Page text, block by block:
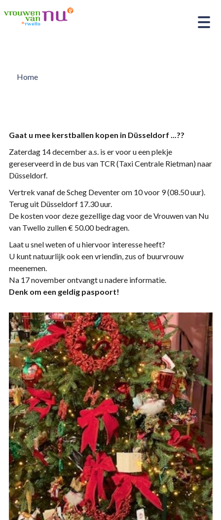
Home
Gaat u mee kerstballen kopen in Düsseldorf ...??
Zaterdag 14 december a.s. is er voor u een plekje
gereserveerd in de bus van TCR (Taxi Centrale Rietman) naar
Düsseldorf.
Vertrek vanaf de Scheg Deventer om 10 voor 9 (08.50 uur).
Terug uit Düsseldorf 17.30 uur.
De kosten voor deze gezellige dag voor de Vrouwen van Nu
van Twello zullen € 50.00 bedragen.
Laat u snel weten of u hiervoor interesse heeft?
U kunt natuurlijk ook een vriendin, zus of buurvrouw
meenemen.
Na 17 november ontvangt u nadere informatie.
Denk om een geldig paspoort!